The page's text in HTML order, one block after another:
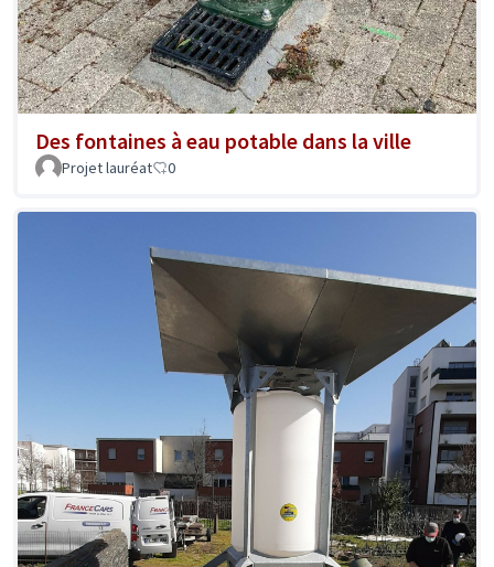
Des fontaines à eau potable dans la ville
Projet lauréat 0